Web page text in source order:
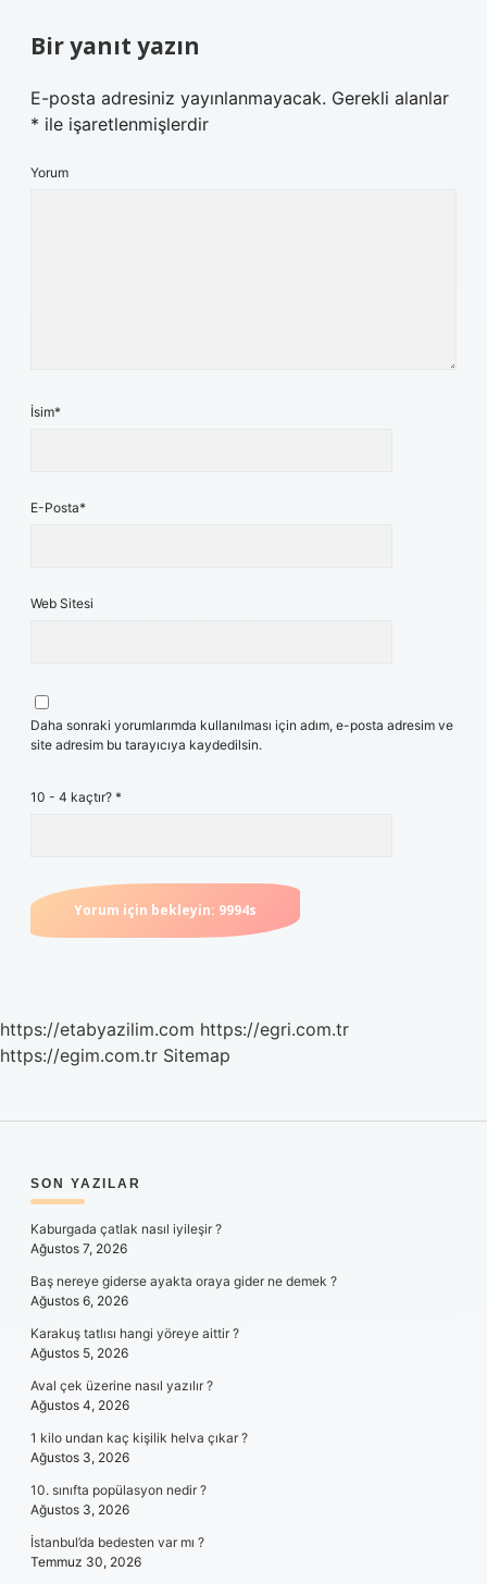
Bir yanıt yazın
E-posta adresiniz yayınlanmayacak. Gerekli alanlar
* ile işaretlenmişlerdir
Yorum
İsim*
E-Posta*
Web Sitesi
Daha sonraki yorumlarımda kullanılması için adım, e-posta adresim ve
site adresim bu tarayıcıya kaydedilsin.
10 - 4 kaçtır? *
https://etabyazilim.com https://egri.com.tr
https://egim.com.tr Sitemap
SIDEBAR
SON YAZILAR
Kaburgada çatlak nasıl iyileşir ?
Ağustos 7, 2026
Baş nereye giderse ayakta oraya gider ne demek ?
Ağustos 6, 2026
Karakuş tatlısı hangi yöreye aittir ?
Ağustos 5, 2026
Aval çek üzerine nasıl yazılır ?
Ağustos 4, 2026
1 kilo undan kaç kişilik helva çıkar ?
Ağustos 3, 2026
10. sınıfta popülasyon nedir ?
Ağustos 3, 2026
İstanbul’da bedesten var mı ?
Temmuz 30, 2026